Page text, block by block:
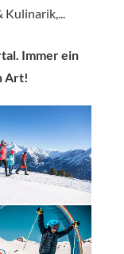
Kulinarik,...
Immer ein
Art!